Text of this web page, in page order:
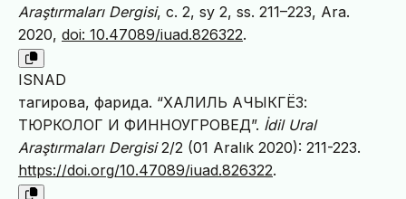
Araştırmaları Dergisi, c. 2, sy 2, ss. 211–223, Ara.
2020, doi: 10.47089/iuad.826322.
ISNAD
тагирова, фарида. “ХАЛИЛЬ АЧЫКГЁЗ:
ТЮРКОЛОГ И ФИННОУГРОВЕД”. İdil Ural
Araştırmaları Dergisi2/2 (01 Aralık 2020): 211-223.
https://doi.org/10.47089/iuad.826322.